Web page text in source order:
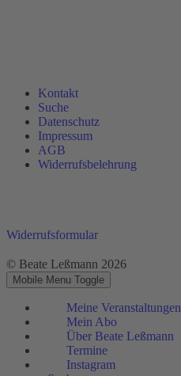
Kontakt
Suche
Datenschutz
Impressum
AGB
Widerrufsbelehrung
Widerrufsformular
© Beate Leßmann 2026
Mobile Menu Toggle
Meine Veranstaltungen
Mein Abo
Über Beate Leßmann
Termine
Instagram